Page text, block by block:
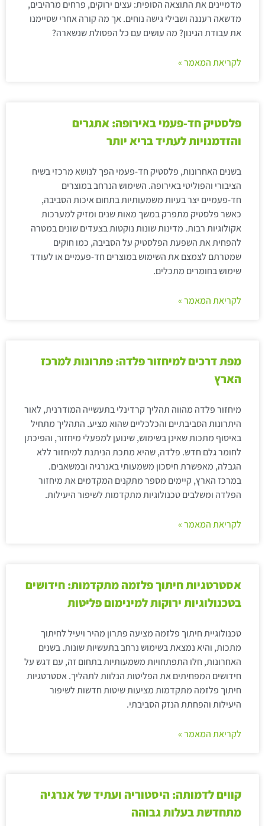
מדמיינים את התוצאה הסופית: עצים ירוקים, פרחים מרהיבים,
מדשאה רעננה ושבילי גישה נוחים. אך מה קורה אחרי שסיימנו
את עבודת הגינון? מה עושים עם כל הפסולת שנשארה?
לקריאת המאמר »
פלסטיק חד-פעמי באירופה: אתגרים
והזדמנויות לעתיד בריא יותר
בשנים האחרונות, פלסטיק חד-פעמי הפך לנושא מרכזי בשיח
הציבורי והפוליטי באירופה. השימוש הנרחב במוצרים
חד-פעמיים יצר בעיות משמעותיות בתחום איכות הסביבה,
כאשר פלסטיק מתפרק במשך מאות שנים ומזיק למערכות
אקולוגיות רבות. מדינות שונות נוקטות בצעדים שונים במטרה
להפחית את השפעת הפלסטיק על הסביבה, כמו חוקים
שמטרתם לצמצם את השימוש במוצרים חד-פעמיים או לעודד
שימוש בחומרים מתכלים.
לקריאת המאמר »
מפת דרכים למיחזור פלדה: פתרונות למרכז
הארץ
מיחזור פלדה מהווה תהליך קרדינלי בתעשייה המודרנית, לאור
היתרונות הסביבתיים והכלכליים שהוא מציע. התהליך מתחיל
באיסוף מתכות שאינן בשימוש, שינוען למפעלי מיחזור, והפיכתן
לחומר גלם חדש. פלדה, שהיא מתכת הניתנת למיחזור ללא
הגבלה, מאפשרת חיסכון משמעותי באנרגיה ובמשאבים.
במרכז הארץ, קיימים מספר מתקנים המקדמים את מיחזור
הפלדה ומשלבים טכנולוגיות מתקדמות לשיפור היעילות.
לקריאת המאמר »
אסטרטגיות חיתוך פלזמה מתקדמות: חידושים
בטכנולוגיות ירוקות למינימום פליטות
טכנולוגיית חיתוך פלזמה מציעה פתרון מהיר ויעיל לחיתוך
מתכות, והיא נמצאת בשימוש נרחב בתעשיות שונות. בשנים
האחרונות, חלו התפתחויות משמעותיות בתחום זה, עם דגש על
חידושים המפחיתים את הפליטות הנלוות לתהליך. אסטרטגיות
חיתוך פלזמה מתקדמות מציעות שיטות חדשות לשיפור
היעילות והפחתת הנזק הסביבתי.
לקריאת המאמר »
קווים לדמותה: היסטוריה ועתיד של אנרגיה
מתחדשת בעלות גבוהה